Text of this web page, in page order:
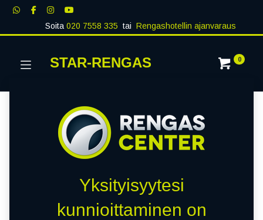
Soita020 7558 335 tai Rengashotellin ajanvaraus
STAR-RENGAS 0
Yksityisyytesi
kunnioittaminen on